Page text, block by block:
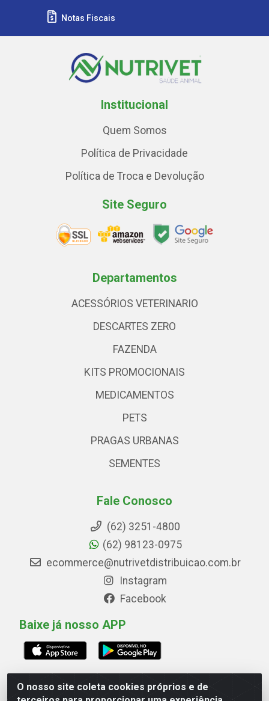
O nosso site coleta cookies próprios e de
Notas Fiscais
Institucional
Quem Somos
Política de Privacidade
Política de Troca e Devolução
Site Seguro
Departamentos
ACESSÓRIOS VETERINARIO
DESCARTES ZERO
FAZENDA
KITS PROMOCIONAIS
MEDICAMENTOS
PETS
PRAGAS URBANAS
SEMENTES
Fale Conosco
(62) 3251-4800
(62) 98123-0975
ecommerce@nutrivetdistribuicao.com.br
Instagram
Facebook
Baixe já nosso APP
Avenida Marginal Norte, 266, Quadrai Lt 16 - Set